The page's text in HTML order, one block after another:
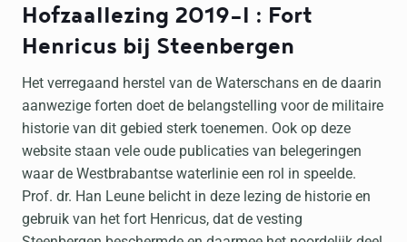
Hofzaallezing 2019-I : Fort
Henricus bij Steenbergen
Het verregaand herstel van de Waterschans en de daarin
aanwezige forten doet de belangstelling voor de militaire
historie van dit gebied sterk toenemen. Ook op deze
website staan vele oude publicaties van belegeringen
waar de Westbrabantse waterlinie een rol in speelde.
Prof. dr. Han Leune belicht in deze lezing de historie en
gebruik van het fort Henricus, dat de vesting